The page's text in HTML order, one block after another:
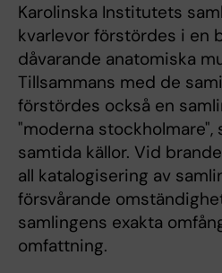
Karolinska Institutets
kvarlevor förstördes i en
dåvarande anatomiska
Tillsammans med de
förstördes också en
"moderna
samtida källor. Vid
all katalogisering av
försvårande
samlingens exakta
omfattning.